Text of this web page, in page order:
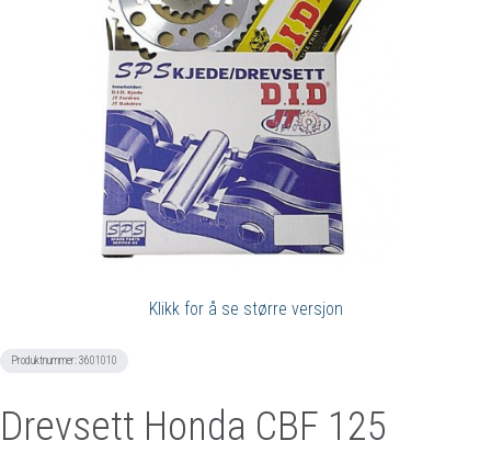
KONTAKT OSS
Klikk for å se større versjon
Produktnummer:3601010
Drevsett Honda CBF 125